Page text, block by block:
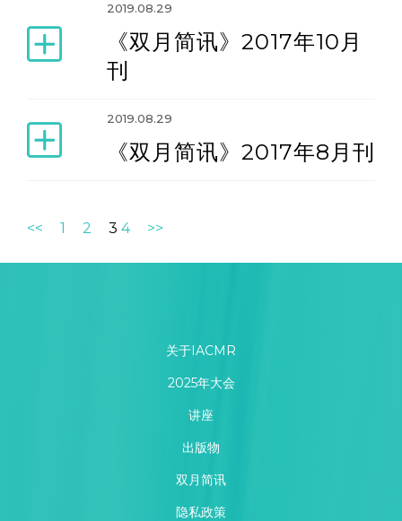
2019.08.29
《双月简讯》2017年10月
刊
2019.08.29
《双月简讯》2017年8月刊
<< 1 2 3 4 >>
关于IACMR
2025年大会
讲座
出版物
双月简讯
隐私政策